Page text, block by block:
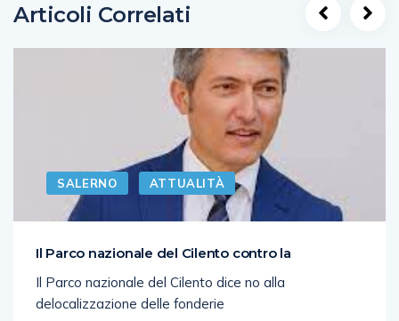
Articoli Correlati
SALERNO ATTUALITÀ
Il Parco nazionale del Cilento contro la
Il Parco nazionale del Cilento dice no alla
delocalizzazione delle fonderie